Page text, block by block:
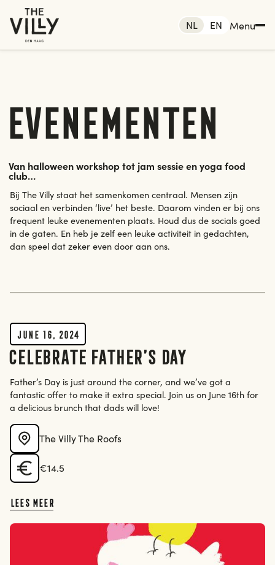
Amsterdam
Haag
NL EN Menu
Evenementen
Van halloween workshop tot jam sessie en yoga food
club…
Bij The Villy staat het samenkomen centraal. Mensen zijn
sociaal en verbinden ‘live’ het beste. Daarom vinden er bij ons
frequent leuke evenementen plaats. Houd dus de socials goed
in de gaten. En heb je zelf een leuke activiteit in gedachten,
dan speel dat zeker even door aan ons.
June 16, 2024
Celebrate Father’s Day
Father’s Day is just around the corner, and we’ve got a
fantastic offer to make it extra special. Join us on June 16th for
a delicious brunch that dads will love!
The Villy The Roofs
€14.5
Lees meer